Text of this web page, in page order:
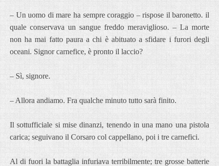
– Un uomo di mare ha sempre coraggio – rispose il baronetto. il
quale conservava un sangue freddo meraviglioso. – La morte
non ha mai fatto paura a chi è abituato a sfidare i furori degli
oceani. Signor carnefice, è pronto il laccio?
– Sì, signore.
– Allora andiamo. Fra qualche minuto tutto sarà finito.
Il sottufficiale si mise dinanzi, tenendo in una mano una pistola
carica; seguivano il Corsaro col cappellano, poi i tre carnefici.
Al di fuori la battaglia infuriava terribilmente; tre grosse batterie